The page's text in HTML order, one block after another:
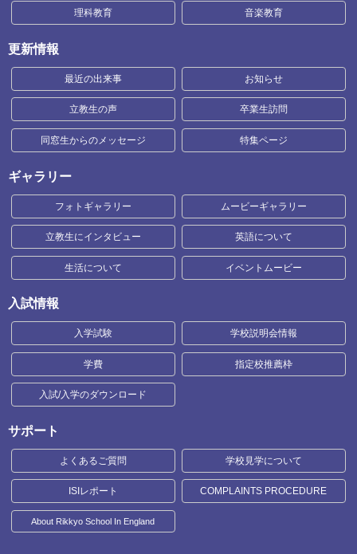
理科教育 音楽教育
更新情報
最近の出来事 お知らせ
立教生の声 卒業生訪問
同窓生からのメッセージ 特集ページ
ギャラリー
フォトギャラリー ムービーギャラリー
立教生にインタビュー 英語について
生活について イベントムービー
入試情報
入学試験 学校説明会情報
学費 指定校推薦枠
入試/入学のダウンロード
サポート
よくあるご質問 学校見学について
ISIレポート COMPLAINTS PROCEDURE
About Rikkyo School In England